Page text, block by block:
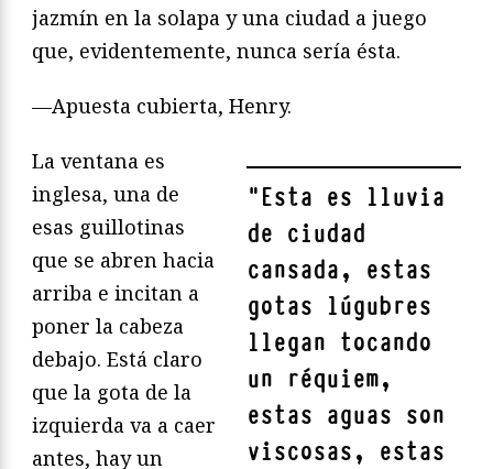
jazmín en la solapa y una ciudad a juego
que, evidentemente, nunca sería ésta.
—Apuesta cubierta, Henry.
"Esta es lluvia
de ciudad
cansada, estas
gotas lúgubres
llegan tocando
un réquiem,
estas aguas son
viscosas, estas
La ventana es
inglesa, una de
esas guillotinas
que se abren hacia
arriba e incitan a
poner la cabeza
debajo. Está claro
que la gota de la
izquierda va a caer
antes, hay un